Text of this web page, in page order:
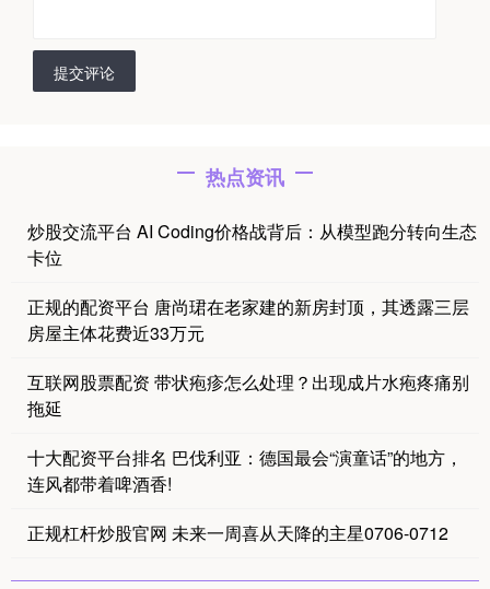
提交评论
热点资讯
炒股交流平台 AI Coding价格战背后：从模型跑分转向生态
卡位
正规的配资平台 唐尚珺在老家建的新房封顶，其透露三层
房屋主体花费近33万元
互联网股票配资 带状疱疹怎么处理？出现成片水疱疼痛别
拖延
十大配资平台排名 巴伐利亚：德国最会“演童话”的地方，
连风都带着啤酒香!
正规杠杆炒股官网 未来一周喜从天降的主星0706-0712